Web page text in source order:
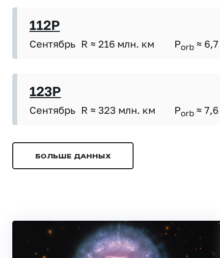
112P
Сентябрь R ≈ 216 млн. км Porb ≈ 6,7
123P
Сентябрь R ≈ 323 млн. км Porb ≈ 7,6
БОЛЬШЕ ДАННЫХ